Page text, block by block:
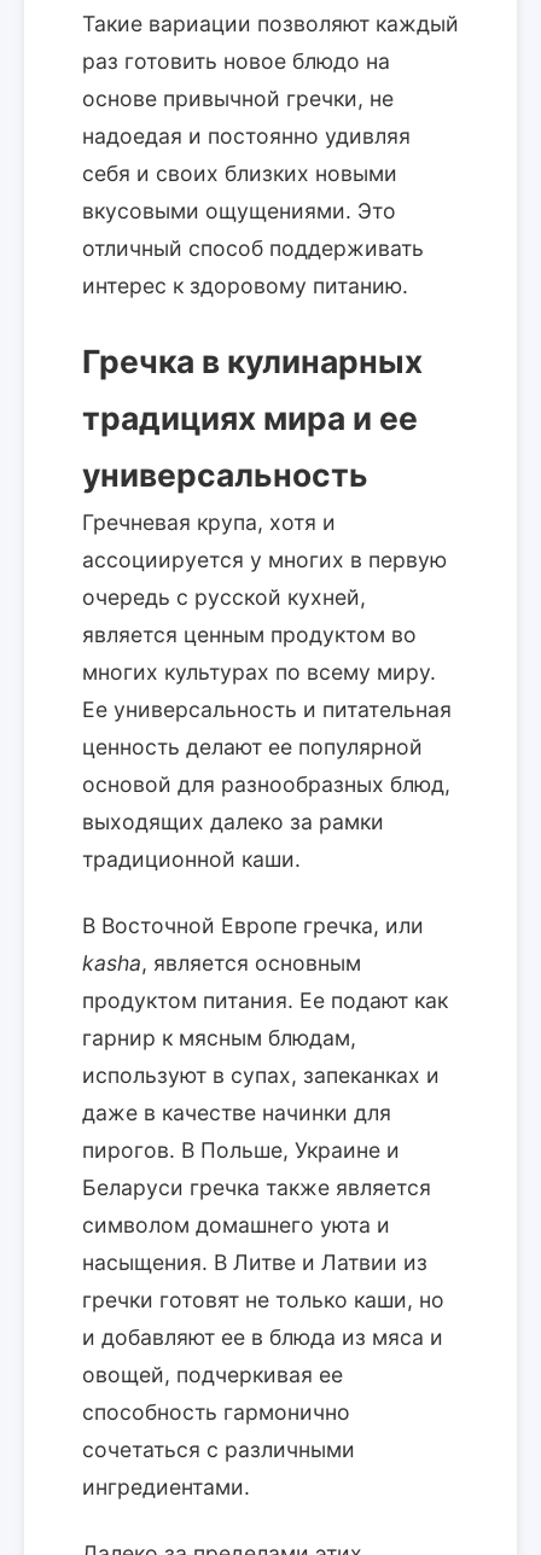
Такие вариации позволяют каждый
раз готовить новое блюдо на
основе привычной гречки, не
надоедая и постоянно удивляя
себя и своих близких новыми
вкусовыми ощущениями. Это
отличный способ поддерживать
интерес к здоровому питанию.
Гречка в кулинарных
традициях мира и ее
универсальность
Гречневая крупа, хотя и
ассоциируется у многих в первую
очередь с русской кухней,
является ценным продуктом во
многих культурах по всему миру.
Ее универсальность и питательная
ценность делают ее популярной
основой для разнообразных блюд,
выходящих далеко за рамки
традиционной каши.
В Восточной Европе гречка, или
kasha, является основным
продуктом питания. Ее подают как
гарнир к мясным блюдам,
используют в супах, запеканках и
даже в качестве начинки для
пирогов. В Польше, Украине и
Беларуси гречка также является
символом домашнего уюта и
насыщения. В Литве и Латвии из
гречки готовят не только каши, но
и добавляют ее в блюда из мяса и
овощей, подчеркивая ее
способность гармонично
сочетаться с различными
ингредиентами.